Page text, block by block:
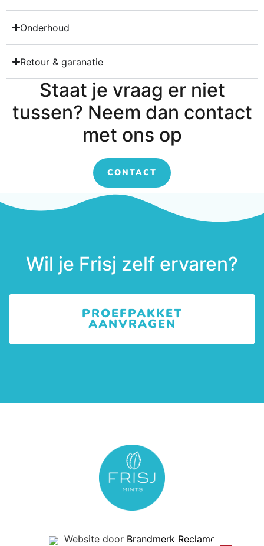
Onderhoud
Retour & garanatie
Staat je vraag er niet
tussen? Neem dan contact
met ons op
CONTACT
Wil je Frisj zelf ervaren?
PROEFPAKKET
AANVRAGEN
Website door Brandmerk Reclame